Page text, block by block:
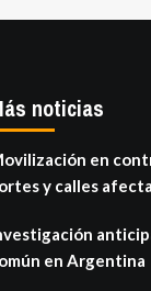
noticias
en
y calles
en Argentina